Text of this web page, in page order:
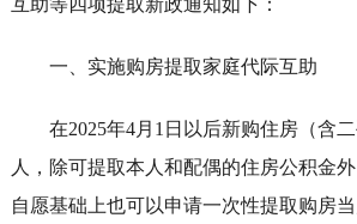
互助等四项提取新政通知如下：
一、实施购房提取家庭代际互助
在2025年4月1日以后新购住房（含
人，除可提取本人和配偶的住房公积金
自愿基础上也可以申请一次性提取购房